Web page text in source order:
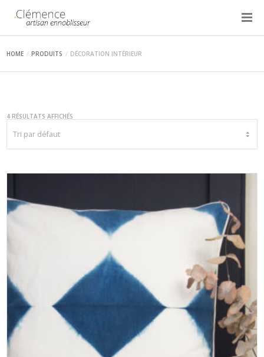
HOME PRODUITS DÉCORATION INTÉRIEUR
4 RÉSULTATS AFFICHÉS